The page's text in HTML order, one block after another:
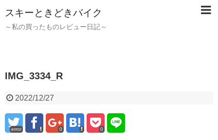
スキーときどきバイク
～私の買ったものレビュー日記～
IMG_3334_R
2022/12/27
error 0 0